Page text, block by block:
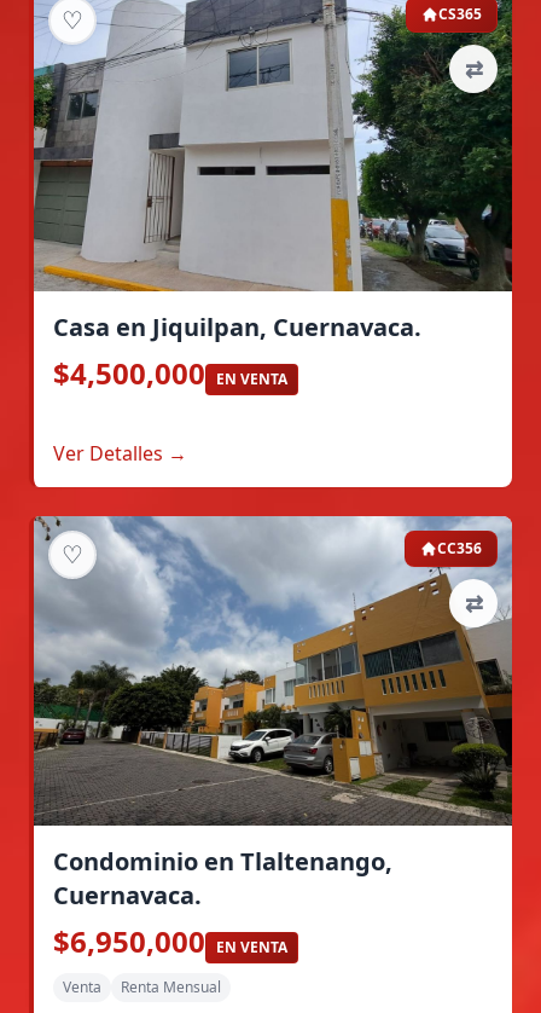
♡
⇄
CS365
Casa en Jiquilpan, Cuernavaca.
$4,500,000 EN VENTA
Ver Detalles →
♡
⇄
CC356
Condominio en Tlaltenango,
Cuernavaca.
$6,950,000
EN VENTA
Venta
Renta Mensual